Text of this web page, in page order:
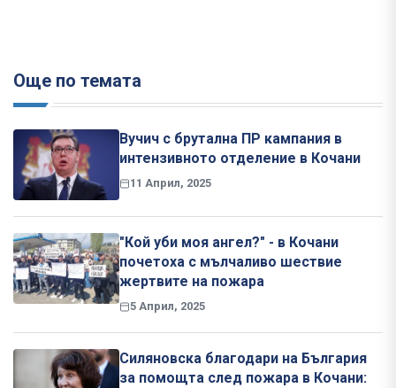
Още по темата
Вучич с брутална ПР кампания в
интензивното отделение в Кочани
11 Април, 2025
"Кой уби моя ангел?" - в Кочани
почетоха с мълчаливо шествие
жертвите на пожара
5 Април, 2025
Силяновска благодари на България
за помощта след пожара в Кочани: